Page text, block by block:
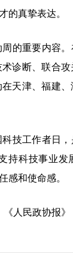
的真挚表达。
的重要内容
诊断、联合
天津、福建
技工作者日
持科技事业发
感和使命感。
《人民政协报》